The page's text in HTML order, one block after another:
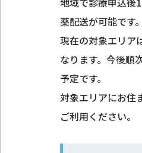
薬配送が可能です。
現在の対象エリア
なります。今後順
予定です。
対象エリアにお住
ご利用ください。